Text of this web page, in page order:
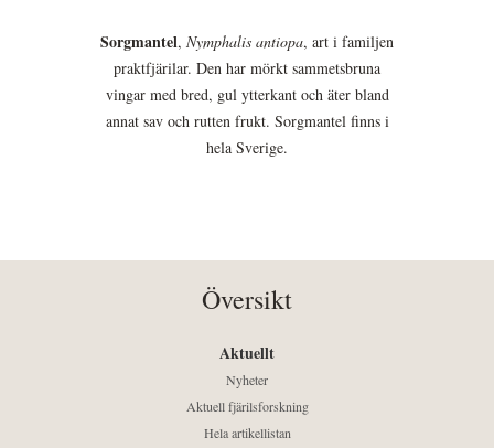
Sorgmantel, Nymphalis antiopa, art i familjen
praktfjärilar. Den har mörkt sammetsbruna
vingar med bred, gul ytterkant och äter bland
annat sav och rutten frukt. Sorgmantel finns i
hela Sverige.
Översikt
Aktuellt
Nyheter
Aktuell fjärilsforskning
Hela artikellistan